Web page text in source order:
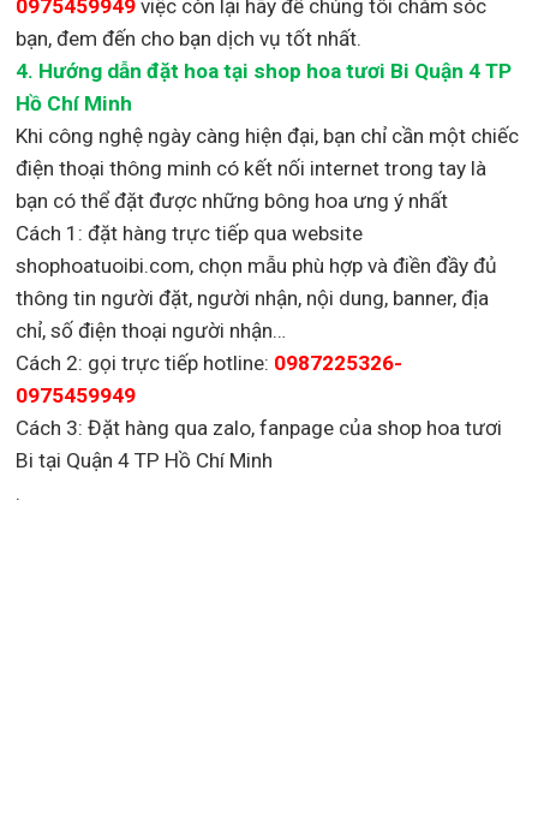
0975459949việc còn lại hãy để chúng tôi chăm sóc
bạn, đem đến cho bạn dịch vụ tốt nhất.
4. Hướng dẫn đặt hoa tại shop hoa tươi Bi Quận 4 TP
Hồ Chí Minh
Khi công nghệ ngày càng hiện đại, bạn chỉ cần một chiếc
điện thoại thông minh có kết nối internet trong tay là
bạn có thể đặt được những bông hoa ưng ý nhất
Cách 1: đặt hàng trực tiếp qua website
shophoatuoibi.com, chọn mẫu phù hợp và điền đầy đủ
thông tin người đặt, người nhận, nội dung, banner, địa
chỉ, số điện thoại người nhận…
Cách 2: gọi trực tiếp hotline: 0987225326-
0975459949
Cách 3: Đặt hàng qua zalo, fanpage của shop hoa tươi
Bi tại Quận 4 TP Hồ Chí Minh
.